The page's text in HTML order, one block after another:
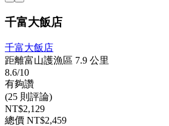
千富大飯店
千富大飯店
距離富山護漁區 7.9 公里
8.6/10
有夠讚
(25 則評論)
NT$2,129
總價 NT$2,459